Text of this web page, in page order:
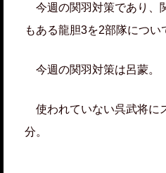
今週の関羽対策であり、
もある龍胆3を2部隊につい
今週の関羽対策は呂蒙。
使われていない呉武将に
分。